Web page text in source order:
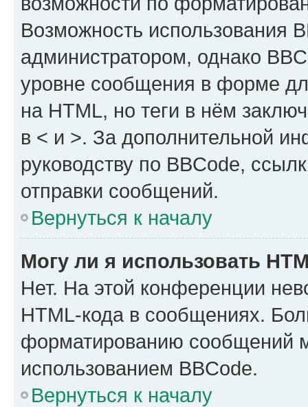
Возможность использования
администратором, однако
уровне сообщения в форме
на HTML, но теги в нём
в < и >. За дополнительной
руководству по BBCode,
отправки сообщений.
Вернуться к началу
Могу ли я использовать
Нет. На этой конференции
HTML-кода в сообщениях.
форматированию сообщений
использованием BBCode.
Вернуться к началу